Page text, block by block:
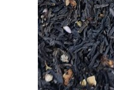
Epicerie fine
Aide culinaire
Coffrets aide